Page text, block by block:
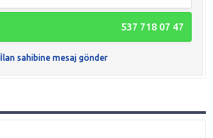
537 718 07 47
İlan sahibine mesaj gönder